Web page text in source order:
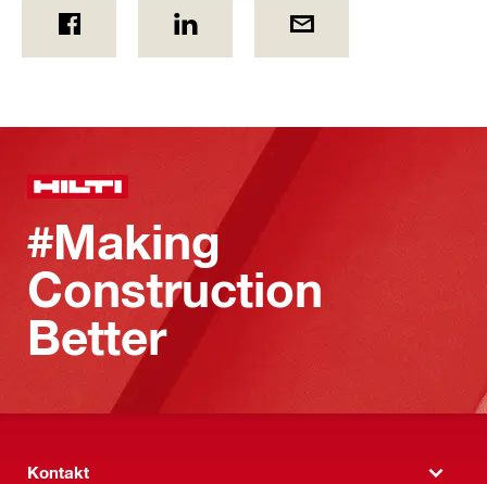
#Making
Construction
Better
Kontakt